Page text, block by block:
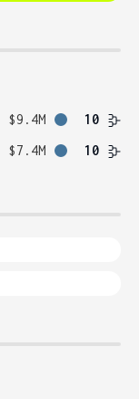
$9.4M
10
$7.4M 10